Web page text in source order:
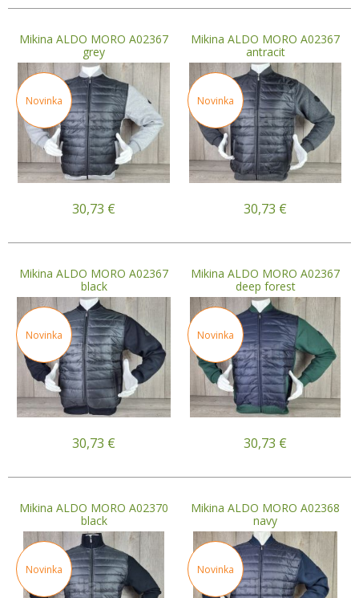
Mikina ALDO MORO A02367
grey
Novinka
30,73 €
Mikina ALDO MORO A02367
antracit
Novinka
30,73 €
Mikina ALDO MORO A02367
black
Novinka
30,73 €
Mikina ALDO MORO A02367
deep forest
Novinka
30,73 €
Mikina ALDO MORO A02370
black
Novinka
Mikina ALDO MORO A02368
navy
Novinka